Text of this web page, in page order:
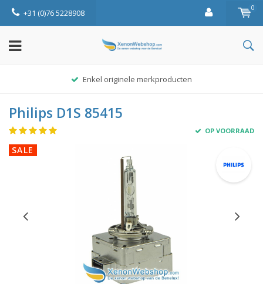
+31 (0)76 5228908 0
Enkel originele merkproducten
Philips D1S 85415
OP VOORRAAD
SALE